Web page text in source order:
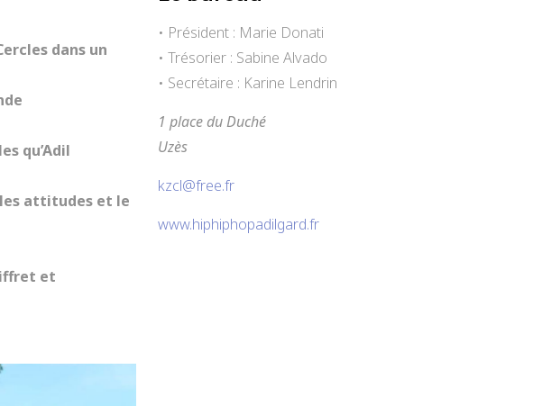
dans un
qu’Adil
les attitudes et le
et
• Président : Marie Donati
• Trésorier : Sabine Alvado
• Secrétaire : Karine Lendrin
1 place du Duché
Uzès
kzcl@free.fr
www.hiphiphopadilgard.fr